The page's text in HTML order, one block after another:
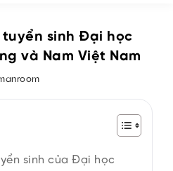
tuyển sinh Đại học
và Nam Việt Nam
sinh của Đại học